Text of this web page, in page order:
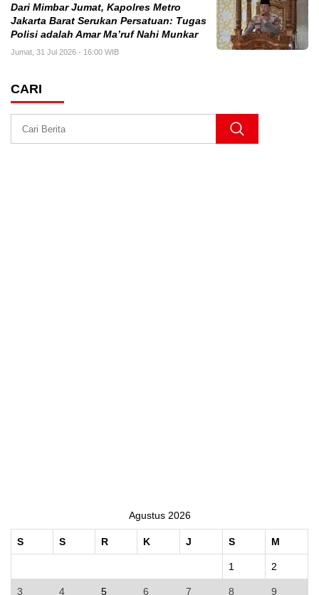
Dari Mimbar Jumat, Kapolres Metro
Jakarta Barat Serukan Persatuan: Tugas
Polisi adalah Amar Ma’ruf Nahi Munkar
Jumat, 31 Jul 2026 - 16:00 WIB
CARI
Agustus 2026
S S R K J S M
1 2
3 4 5 6 7 8 9